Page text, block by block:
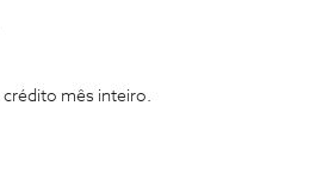
crédito mês inteiro.